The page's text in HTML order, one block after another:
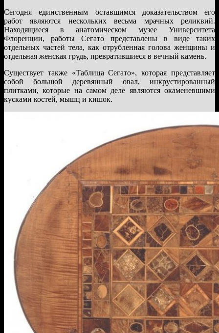
Сегодня единственным оставшимся доказательством его
работ являются нескольких весьма мрачных реликвий.
Находящиеся в анатомическом музее Университета
Флоренции, работы Сегато представлены в виде таких
отдельных частей тела, как отрубленная голова женщины и
отдельная женская грудь, превратившиеся в вечный камень.
Существует также «Таблица Сегато», которая представляет
собой большой деревянный овал, инкрустированный
плитками, которые на самом деле являются окаменевшими
кусками костей, мышц и кишок.